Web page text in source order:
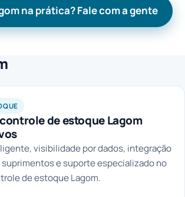
na prática? Fale com a gente
de estoque Lagom
visibilidade por dados, integração
suprimentos e suporte especializado no
de estoque Lagom.